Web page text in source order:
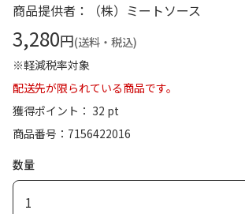
商品提供者：（株）ミートソース
3,280円(送料・税込)
※軽減税率対象
配送先が限られている商品です。
獲得ポイント： 32 pt
商品番号
7156422016
数量
1